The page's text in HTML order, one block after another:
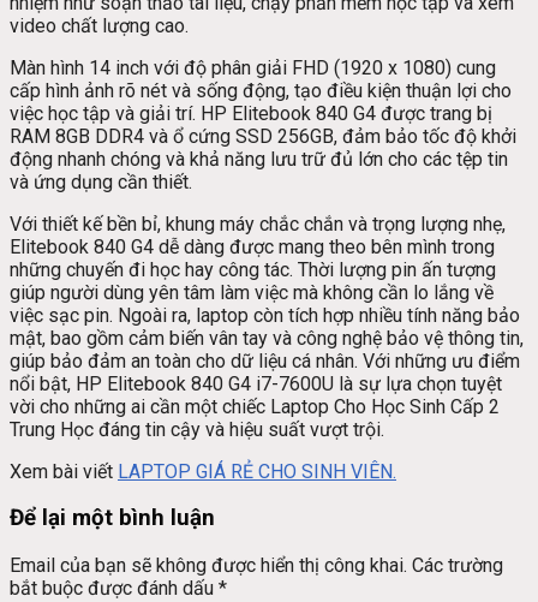
video chất lượng cao.
Màn hình 14 inch với độ phân giải FHD (1920 x 1080) cung
cấp hình ảnh rõ nét và sống động, tạo điều kiện thuận lợi cho
việc học tập và giải trí. HP Elitebook 840 G4 được trang bị
RAM 8GB DDR4 và ổ cứng SSD 256GB, đảm bảo tốc độ khởi
động nhanh chóng và khả năng lưu trữ đủ lớn cho các tệp tin
và ứng dụng cần thiết.
Với thiết kế bền bỉ, khung máy chắc chắn và trọng lượng nhẹ,
Elitebook 840 G4 dễ dàng được mang theo bên mình trong
những chuyến đi học hay công tác. Thời lượng pin ấn tượng
giúp người dùng yên tâm làm việc mà không cần lo lắng về
việc sạc pin. Ngoài ra, laptop còn tích hợp nhiều tính năng bảo
mật, bao gồm cảm biến vân tay và công nghệ bảo vệ thông tin,
giúp bảo đảm an toàn cho dữ liệu cá nhân. Với những ưu điểm
nổi bật, HP Elitebook 840 G4 i7-7600U là sự lựa chọn tuyệt
vời cho những ai cần một chiếc Laptop Cho Học Sinh Cấp 2
Trung Học đáng tin cậy và hiệu suất vượt trội.
Xem bài viết LAPTOP GIÁ RẺ CHO SINH VIÊN.
Để lại một bình luận
Email của bạn sẽ không được hiển thị công khai. Các trường
bắt buộc được đánh dấu *